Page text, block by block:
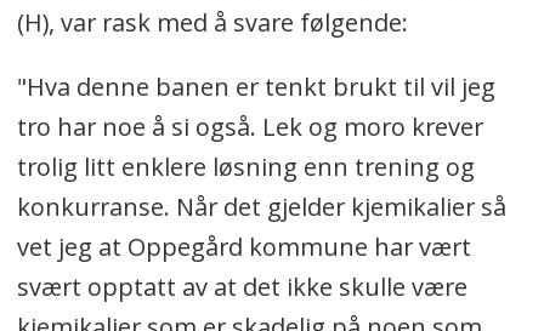
(H), var rask med å svare følgende:
"Hva denne banen er tenkt brukt til vil jeg
tro har noe å si også. Lek og moro krever
trolig litt enklere løsning enn trening og
konkurranse. Når det gjelder kjemikalier så
vet jeg at Oppegård kommune har vært
svært opptatt av at det ikke skulle være